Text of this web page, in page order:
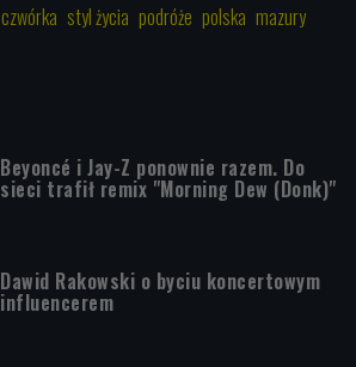
czwórka styl życia podróże polska mazury
Beyoncé i Jay-Z ponownie razem. Do
sieci trafił remix "Morning Dew (Donk)"
Dawid Rakowski o byciu koncertowym
influencerem